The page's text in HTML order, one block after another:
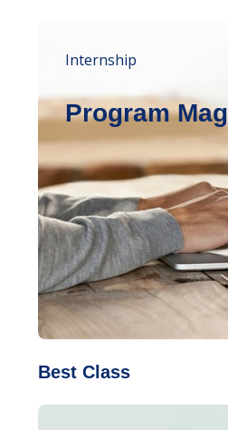
Internship
Program
Best Class